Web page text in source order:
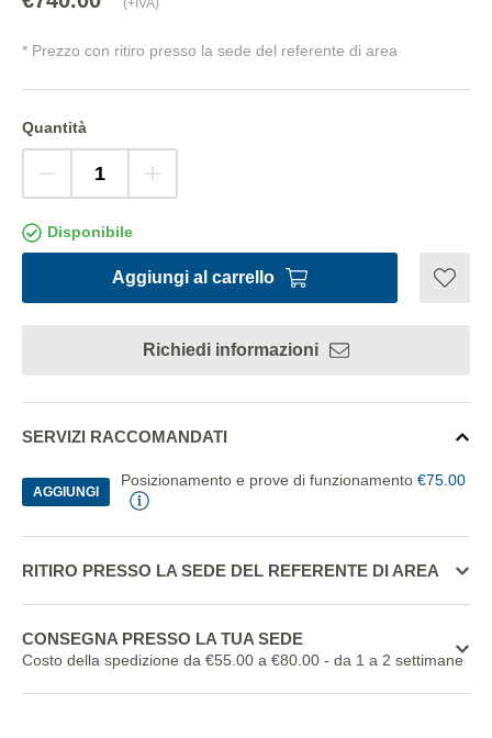
(+IVA)
* Prezzo con ritiro presso la sede del referente di area
Quantità
Disponibile
Aggiungi al carrello
Richiedi informazioni
SERVIZI RACCOMANDATI
AGGIUNGI
Posizionamento e prove di funzionamento €75.00
RITIRO PRESSO LA SEDE DEL REFERENTE DI AREA
CONSEGNA PRESSO LA TUA SEDE
Costo della spedizione da €55.00 a €80.00 - da 1 a 2 settimane